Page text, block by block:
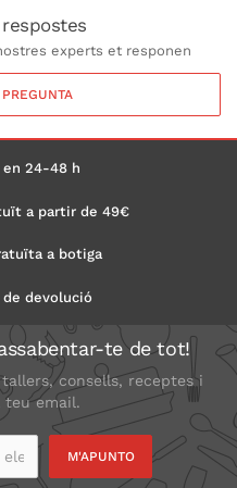
experts et responen
en 24-48 h
a partir de 49€
a botiga
de devolució
te de tot!
consells, receptes i
teu email.